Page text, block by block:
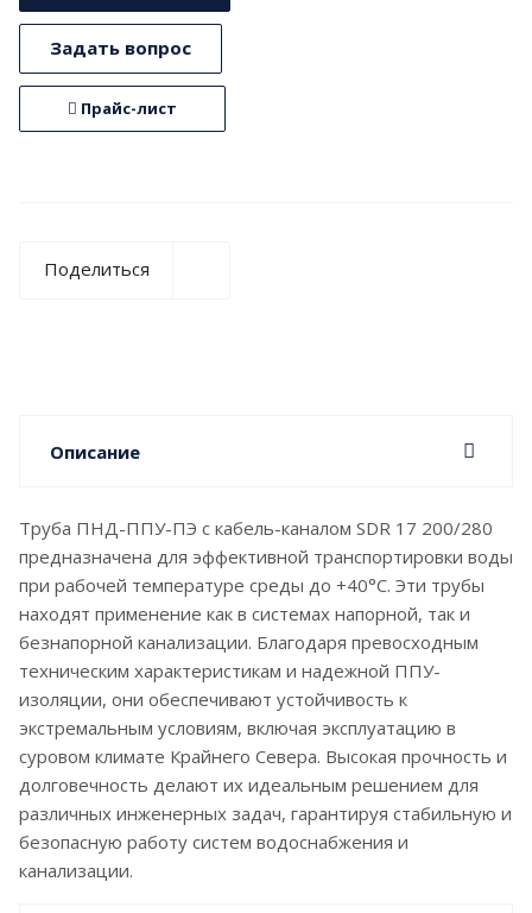
Задать вопрос
Прайс-лист
Поделиться
Описание
Труба ПНД-ППУ-ПЭ с кабель-каналом SDR 17 200/280
предназначена для эффективной транспортировки воды
при рабочей температуре среды до +40°С. Эти трубы
находят применение как в системах напорной, так и
безнапорной канализации. Благодаря превосходным
техническим характеристикам и надежной ППУ-
изоляции, они обеспечивают устойчивость к
экстремальным условиям, включая эксплуатацию в
суровом климате Крайнего Севера. Высокая прочность и
долговечность делают их идеальным решением для
различных инженерных задач, гарантируя стабильную и
безопасную работу систем водоснабжения и
канализации.